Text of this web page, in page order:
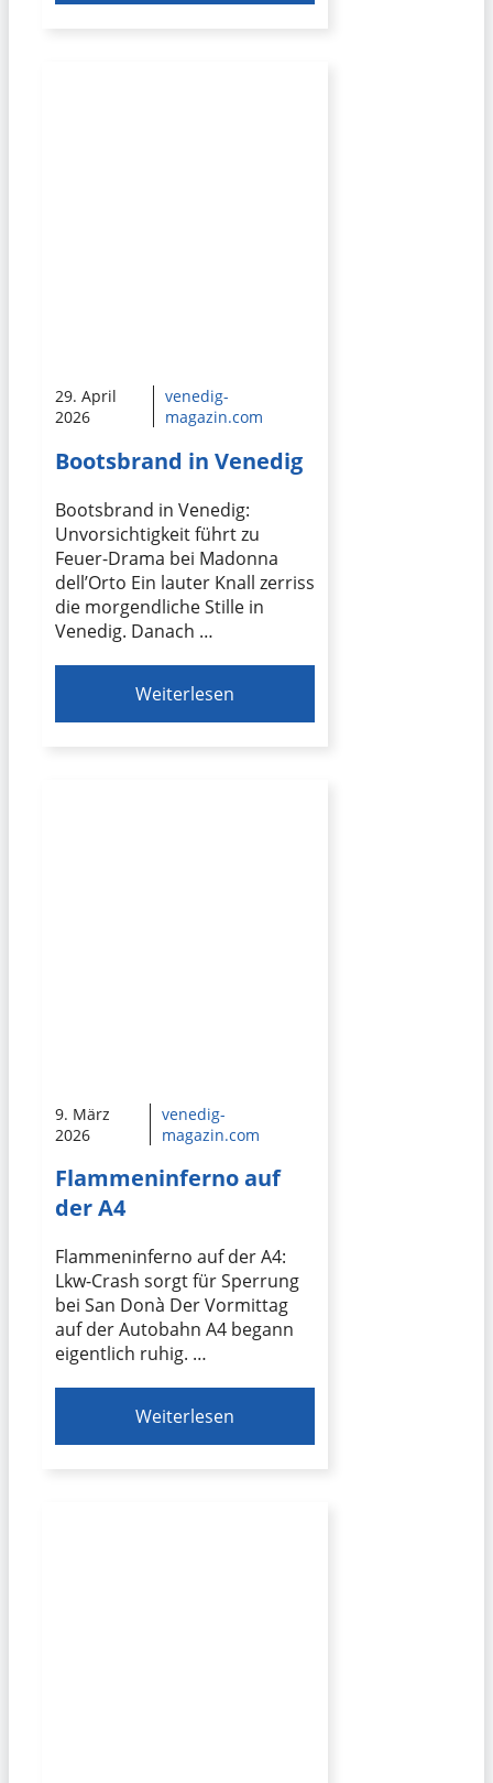
29. April
2026
venedig-
magazin.com
Bootsbrand in Venedig
Bootsbrand in Venedig:
Unvorsichtigkeit führt zu
Feuer-Drama bei Madonna
dell’Orto Ein lauter Knall zerriss
die morgendliche Stille in
Venedig. Danach …
Weiterlesen
9. März
2026
venedig-
magazin.com
Flammeninferno auf
der A4
Flammeninferno auf der A4:
Lkw-Crash sorgt für Sperrung
bei San Donà Der Vormittag
auf der Autobahn A4 begann
eigentlich ruhig. …
Weiterlesen